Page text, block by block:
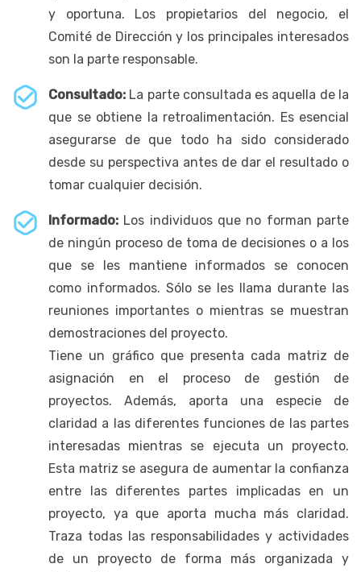
y oportuna. Los propietarios del negocio, el
Comité de Dirección y los principales interesados
son la parte responsable.
Consultado: La parte consultada es aquella de la
que se obtiene la retroalimentación. Es esencial
asegurarse de que todo ha sido considerado
desde su perspectiva antes de dar el resultado o
tomar cualquier decisión.
Informado: Los individuos que no forman parte
de ningún proceso de toma de decisiones o a los
que se les mantiene informados se conocen
como informados. Sólo se les llama durante las
reuniones importantes o mientras se muestran
demostraciones del proyecto.
Tiene un gráfico que presenta cada matriz de
asignación en el proceso de gestión de
proyectos. Además, aporta una especie de
claridad a las diferentes funciones de las partes
interesadas mientras se ejecuta un proyecto.
Esta matriz se asegura de aumentar la confianza
entre las diferentes partes implicadas en un
proyecto, ya que aporta mucha más claridad.
Traza todas las responsabilidades y actividades
de un proyecto de forma más organizada y